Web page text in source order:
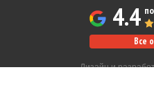
4.4
Все
Дизайн и